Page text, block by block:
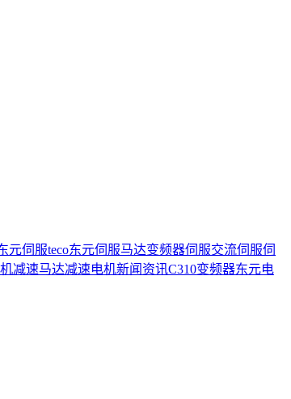
元伺服teco东元伺服马达变频器伺服交流伺服伺
减速马达减速电机新闻资讯C310变频器东元电